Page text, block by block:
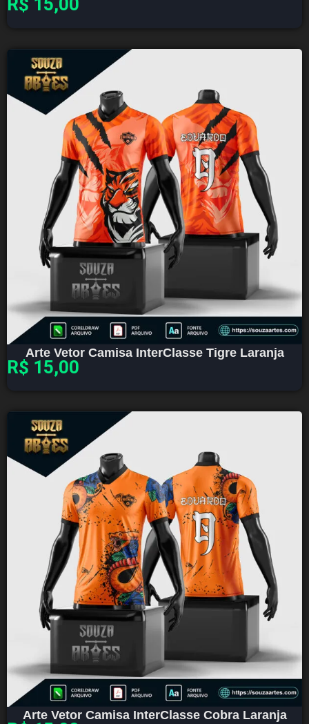
R$ 15,00
Arte Vetor Camisa InterClasse Tigre Laranja
R$ 15,00
Arte Vetor Camisa InterClasse Cobra Laranja